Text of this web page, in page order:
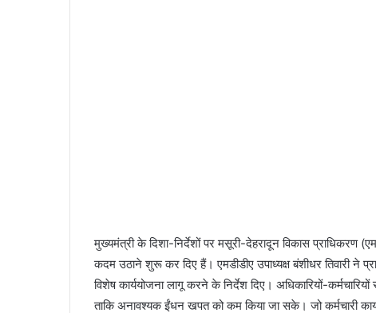
मुख्यमंत्री के दिशा-निर्देशों पर मसूरी-देहरादून विकास
कदम उठाने शुरू कर दिए हैं। एमडीडीए उपाध्यक्ष बंशीधर तिवारी ने
विशेष कार्ययोजना लागू करने के निर्देश दिए। अधिकारियों-
ताकि अनावश्यक ईंधन खपत को कम किया जा सके। जो कर्मचारी